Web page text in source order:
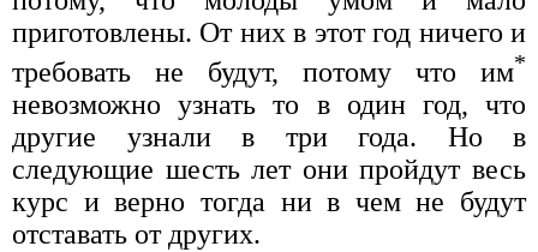
приготовлены. От них в этот год ничего и
требовать не будут, потому что им*
невозможно узнать то в один год, что
другие узнали в три года. Но в
следующие шесть лет они пройдут весь
курс и верно тогда ни в чем не будут
отставать от других.